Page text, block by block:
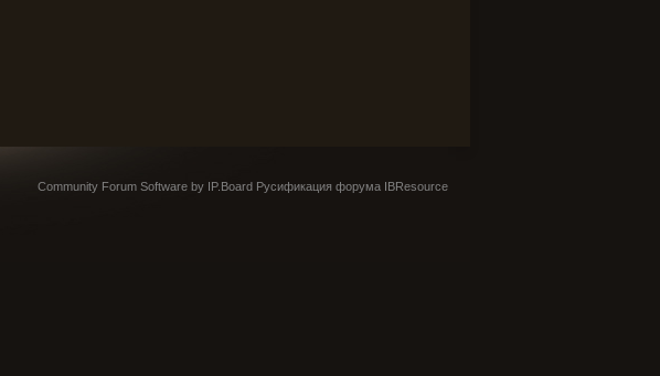
Community Forum Software by IP.Board Русификация форума IBResource